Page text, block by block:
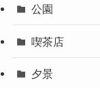
公園
喫茶店
夕景